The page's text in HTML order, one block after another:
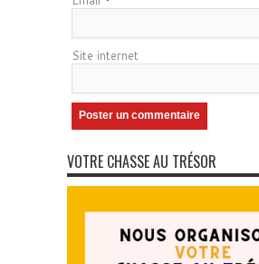
Site internet
VOTRE CHASSE AU TRÉSOR